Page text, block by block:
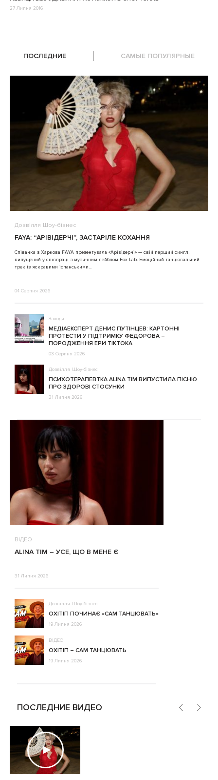
27 Липня 2016
ПОСЛЕДНИЕ САМЫЕ ПОПУЛЯРНЫЕ
Дозвілля Шоу-бізнес
FAYA: “АРІВІДЕРЧІ”, ЗАСТАРІЛЕ КОХАННЯ
Співачка з Харкова FAYA презентувала «Арівідерчі» — свій перший сингл,
випущений у співпраці з музичним лейблом Fox Lab. Емоційний танцювальний
трек із яскравими іспанськими...
04 Серпня 2026
Заходи
МЕДІАЕКСПЕРТ ДЕНИС ПУТІНЦЕВ: КАРТОННІ
ПРОТЕСТИ У ПІДТРИМКУ ФЕДОРОВА –
ПОРОДЖЕННЯ ЕРИ ТІКТОКА
03 Серпня 2026
Дозвілля Шоу-бізнес
ПСИХОТЕРАПЕВТКА ALINA TIM ВИПУСТИЛА ПІСНЮ
ПРО ЗДОРОВІ СТОСУНКИ
31 Липня 2026
ВІДЕО
ALINA TIM – УСЕ, ЩО В МЕНЕ Є
31 Липня 2026
Дозвілля Шоу-бізнес
ОХІТІП ПОЧИНАЄ «САМ ТАНЦЮВАТЬ»
19 Липня 2026
ВІДЕО
ОХІТІП – САМ ТАНЦЮВАТЬ
19 Липня 2026
ПОСЛЕДНИЕ ВИДЕО